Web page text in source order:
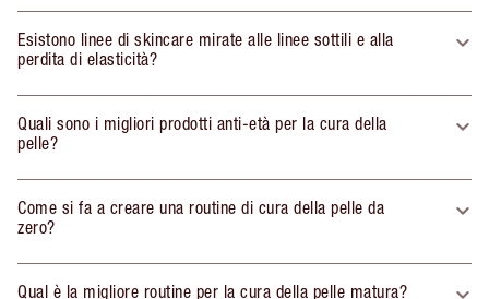
Esistono linee di skincare mirate alle linee sottili e alla
perdita di elasticità?
Quali sono i migliori prodotti anti-età per la cura della
pelle?
Come si fa a creare una routine di cura della pelle da
zero?
Qual è la migliore routine per la cura della pelle matura?